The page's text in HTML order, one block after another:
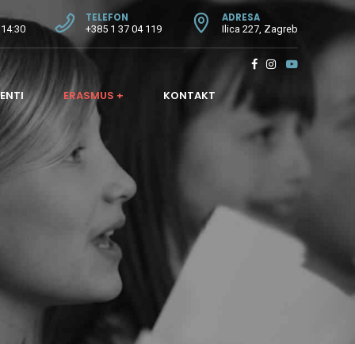
TELEFON
+385 1 37 04 119
ADRESA
Ilica 227, Zagreb
ERASMUS + KONTAKT